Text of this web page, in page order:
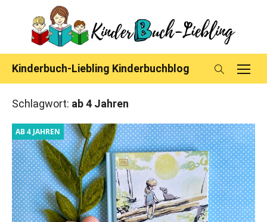
content
Kinderbuch-Liebling Kinderbuchblog
Schlagwort: ab 4 Jahren
AB 4 JAHREN